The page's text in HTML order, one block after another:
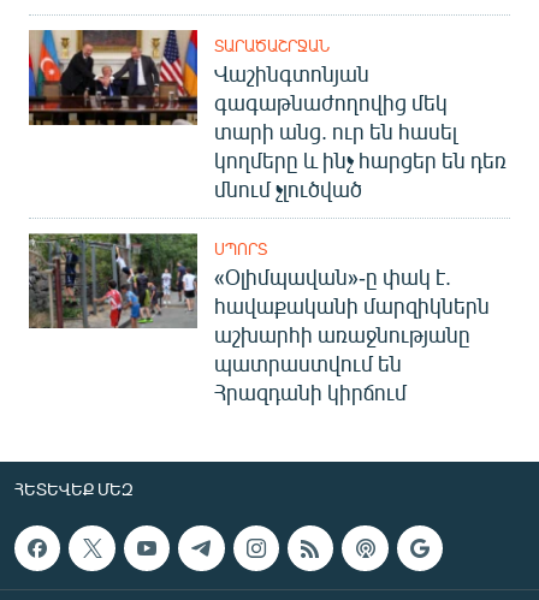
ՏԱՐԱԾԱՇՐՋԱՆ
Վաշինգտոնյան
գագաթնաժողովից մեկ
տարի անց. ուր են հասել
կողմերը և ինչ հարցեր են դեռ
մնում չլուծված
ՍՊՈՐՏ
«Օլիմպավան»-ը փակ է.
հավաքականի մարզիկներն
աշխարհի առաջնությանը
պատրաստվում են
Հրազդանի կիրճում
ՀԵՏԵՎԵՔ ՄԵԶ